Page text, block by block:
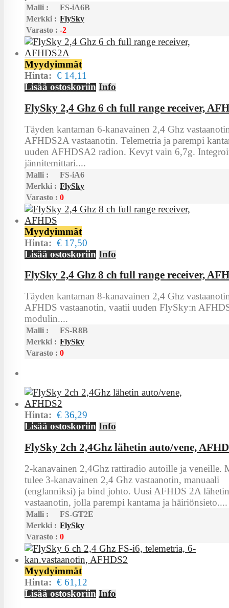
Malli :
FS-iA6B
Merkki : FlySky
Varasto : -2
Myydyimmät
Hinta: € 14,11
Lisää ostoskoriin Info
FlySky 2,4 Ghz 6 ch full range receiver,
Täyden kantaman 6-kanavainen 2,4 Ghz
AFHDS2A vastaanotin. Telemetria ja parempi
uuden AFHDSA2 radion. Kevyt vain 6,7g.
jännitemittari....
Malli :
FS-iA6
Merkki : FlySky
Varasto : 0
Myydyimmät
Hinta: € 17,50
Lisää ostoskoriin Info
FlySky 2,4 Ghz 8 ch full range receiver,
Täyden kantaman 8-kanavainen 2,4 Ghz
AFHDS vastaanotin, vaatii uuden FlySky:n
modulin....
Malli :
FS-R8B
Merkki : FlySky
Varasto : 0
Hinta: € 36,29
Lisää ostoskoriin Info
FlySky 2ch 2,4Ghz lähetin auto/vene,
2-kanavainen 2,4Ghz rattiradio autoille ja veneille.
tulee 3-kanavainen 2,4 Ghz vastaanotin, manuaali
(englanniksi) ja bind johto. Uusi AFHDS 2A
vastaanotin, jolla parempi kantama ja häiriönsieto....
Malli :
FS-GT2E
Merkki : FlySky
Varasto : 0
Myydyimmät
Hinta: € 61,12
Lisää ostoskoriin Info